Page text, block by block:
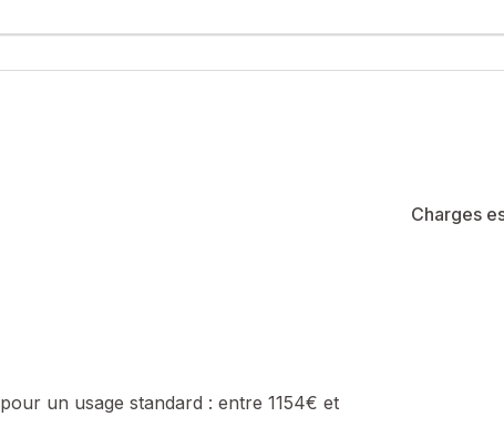
et un garage de plus de 30 m2. À l’extérieur, le jardin d’environ
16 lots (les charges courantes annuelles moyennes de
sont disponibles sur le site Géorisques : www.georisques.gouv.fr
E-mail : kevin.guerineau@safti.fr - EI - Agent
un usage standard : entre 1154€ et
Charges